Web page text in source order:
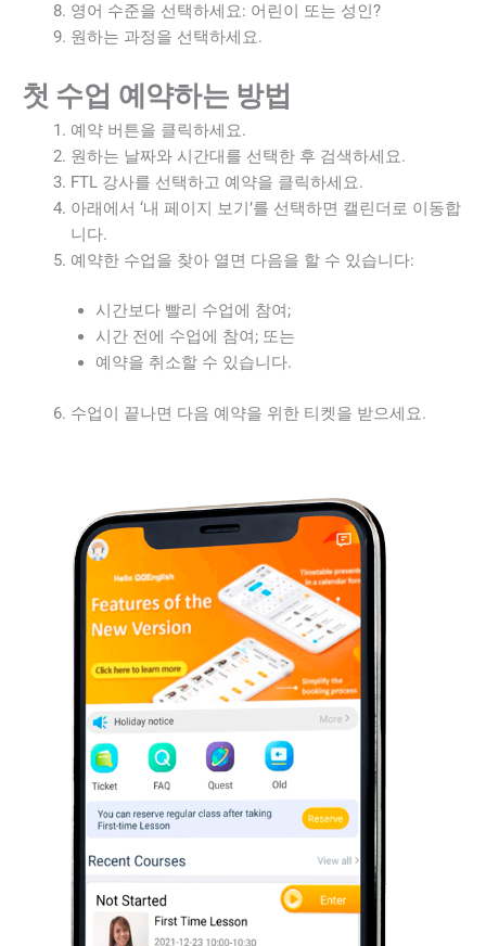
영어 수준을 선택하세요: 어린이 또는 성인?
원하는 과정을 선택하세요.
첫 수업 예약하는 방법
예약 버튼을 클릭하세요.
원하는 날짜와 시간대를 선택한 후 검색하세요.
FTL 강사를 선택하고 예약을 클릭하세요.
아래에서 ‘내 페이지 보기’를 선택하면 캘린더로 이동합
니다.
예약한 수업을 찾아 열면 다음을 할 수 있습니다:
시간보다 빨리 수업에 참여;
시간 전에 수업에 참여; 또는
예약을 취소할 수 있습니다.
수업이 끝나면 다음 예약을 위한 티켓을 받으세요.